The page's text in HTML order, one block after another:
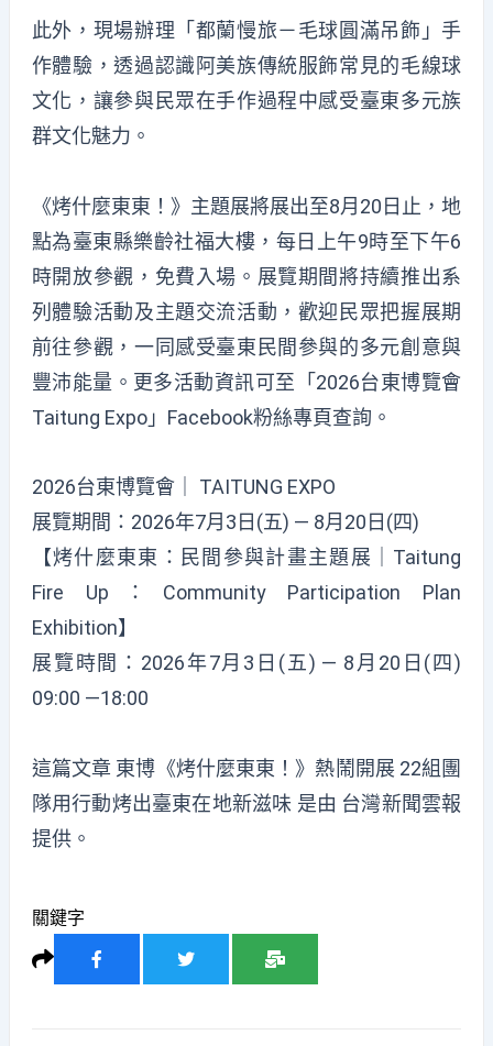
此外，現場辦理「都蘭慢旅－毛球圓滿吊飾」手
作體驗，透過認識阿美族傳統服飾常見的毛線球
文化，讓參與民眾在手作過程中感受臺東多元族
群文化魅力。
《烤什麼東東！》主題展將展出至8月20日止，地
點為臺東縣樂齡社福大樓，每日上午9時至下午6
時開放參觀，免費入場。展覽期間將持續推出系
列體驗活動及主題交流活動，歡迎民眾把握展期
前往參觀，一同感受臺東民間參與的多元創意與
豐沛能量。更多活動資訊可至「2026台東博覽會
Taitung Expo」Facebook粉絲專頁查詢。
2026台東博覽會｜ TAITUNG EXPO
展覽期間：2026年7月3日(五) — 8月20日(四)
【烤什麼東東：民間參與計畫主題展｜Taitung
Fire Up：Community Participation Plan
Exhibition】
展覽時間：2026年7月3日(五) — 8月20日(四)
09:00 —18:00
這篇文章 東博《烤什麼東東！》熱鬧開展 22組團
隊用行動烤出臺東在地新滋味 是由 台灣新聞雲報
提供。
關鍵字